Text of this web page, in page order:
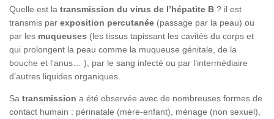
Quelle est la transmission du virus de l’hépatite B ? il est
transmis par exposition percutanée (passage par la peau) ou
par les muqueuses (les tissus tapissant les cavités du corps et
qui prolongent la peau comme la muqueuse génitale, de la
bouche et l’anus… ), par le sang infecté ou par l’intermédiaire
d’autres liquides organiques.
Sa transmission a été observée avec de nombreuses formes de
contact humain : périnatale (mère-enfant), ménage (non sexuel),